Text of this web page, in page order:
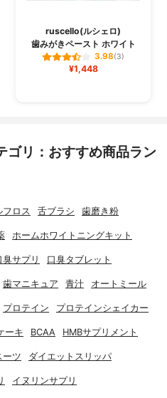
ruscello(ルシェロ)
歯みがきペースト ホワイト
3.98(3)
¥1,448
ゴリ：おすすめ商品ラン
フロス 舌ブラシ 歯磨き粉
ホームホワイトニングキット
臭サプリ 口臭タブレット
歯マニキュア 青汁 オートミール
プロテイン プロテインシェイカー
ーキ BCAA HMBサプリメント
ーツ ダイエットスリッパ
イヌリンサプリ